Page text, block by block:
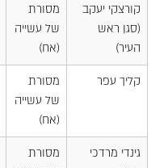
קורצקי יעקב
(סגן ראש
העיר)
מסורת
של עשייה
(אח)
קליך עפר
מסורת
של עשייה
(אח)
גינדי מרדכי
מסורת